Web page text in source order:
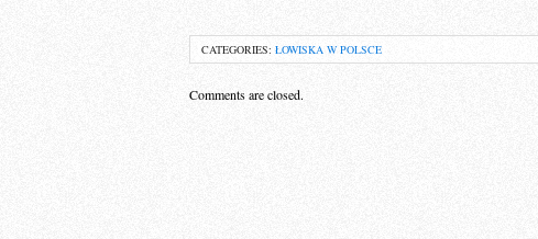
CATEGORIES: ŁOWISKA W POLSCE
Comments are closed.